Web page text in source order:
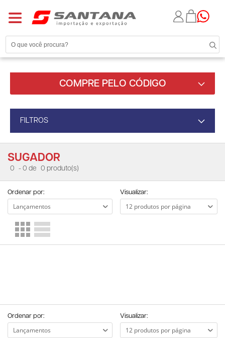
COMPRE PELO CÓDIGO
FILTROS
SUGADOR
0 - 0 de 0 produto(s)
Ordenar por: Visualizar:
Ordenar por: Visualizar: